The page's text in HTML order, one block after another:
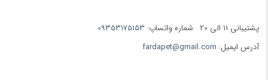
پشتیبانی 11 الی 20 شماره واتساپ: 09353175153
آدرس ایمیل: fardapet@gmail.com